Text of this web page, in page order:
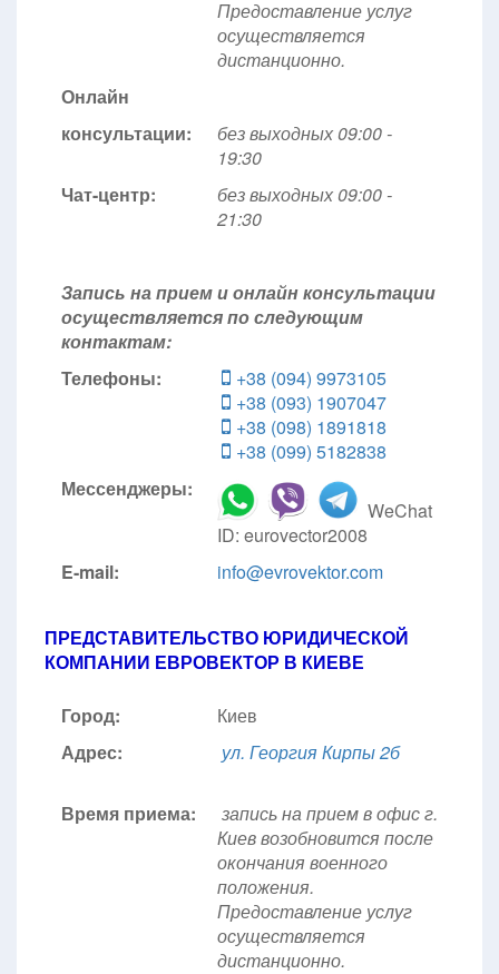
Предоставление услуг
осуществляется
дистанционно.
Онлайн
консультации:
без выходных 09:00 -
19:30
Чат-центр:
без выходных 09:00 -
21:30
Запись на прием и онлайн консультации
осуществляется по следующим
контактам:
Телефоны:
+38 (094) 9973105
+38 (093) 1907047
+38 (098) 1891818
+38 (099) 5182838
Мессенджеры:
WeChat
ID: eurovector2008
E-mail:
info@evrovektor.com
ПРЕДСТАВИТЕЛЬСТВО ЮРИДИЧЕСКОЙ
КОМПАНИИ ЕВРОВЕКТОР В КИЕВЕ
Город:
Киев
Адрес:
ул. Георгия Кирпы 2б
Время приема:
запись на прием в офис г.
Киев возобновится после
окончания военного
положения.
Предоставление услуг
осуществляется
дистанционно.